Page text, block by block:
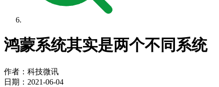
鸿蒙系统其实是两个不同系统
作者：科技微讯
日期： 2021-06-04